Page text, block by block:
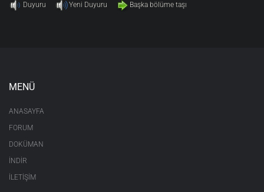
Duyuru
Yeni Duyuru Başka bölüme taşı
MENÜ
ANASAYFA
FORUM
DOKÜMAN
İNDİR
İLETİŞİM